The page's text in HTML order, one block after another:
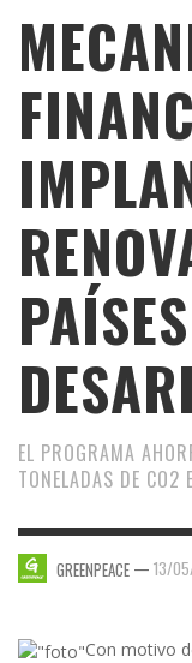
EL PROGRAMA
TONELADAS DE
GREENPEACE — 13/
Con motivo